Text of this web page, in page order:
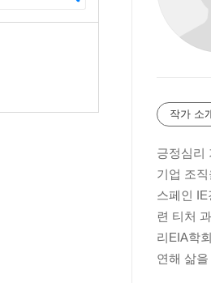
작가 소
긍정심리
기업 조
스페인
련 티처
리EIA학
연해 삶